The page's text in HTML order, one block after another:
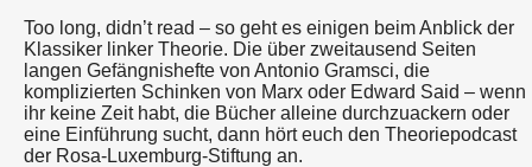
Too long, didn’t read – so geht es einigen beim Anblick der
Klassiker linker Theorie. Die über zweitausend Seiten
langen Gefängnishefte von Antonio Gramsci, die
komplizierten Schinken von Marx oder Edward Said – wenn
ihr keine Zeit habt, die Bücher alleine durchzuackern oder
eine Einführung sucht, dann hört euch den Theoriepodcast
der Rosa-Luxemburg-Stiftung an.